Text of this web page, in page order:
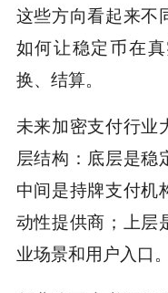
这些方向看起来不
如何让稳定币在
换、结算。
未来加密支付行业
层结构：底层是稳
中间是持牌支付机
动性提供商；上层
业场景和用户入口。